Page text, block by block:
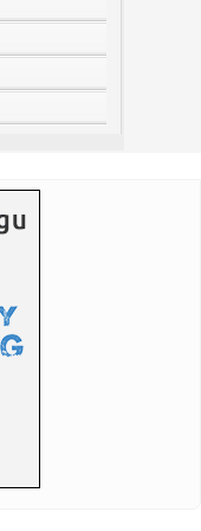
ekonomski rast
vožnje zadržano 12
na Tajlandu oružje
koji je njegova bivša
srednjeg budžeta
"Pavle Vuisić"